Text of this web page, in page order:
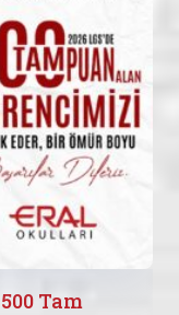
Tam